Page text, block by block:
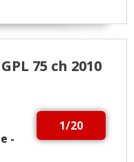
75 ch 2010
1/20
-